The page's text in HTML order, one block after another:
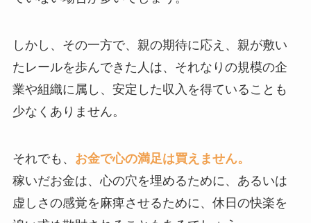
しかし、その一方で、親の期待に応え、親が敷い
たレールを歩んできた人は、それなりの規模の企
業や組織に属し、安定した収入を得ていることも
少なくありません。
それでも、 お金で心の満足は買えません。
稼いだお金は、心の穴を埋めるために、あるいは
虚しさの感覚を麻痺させるために、休日の快楽を